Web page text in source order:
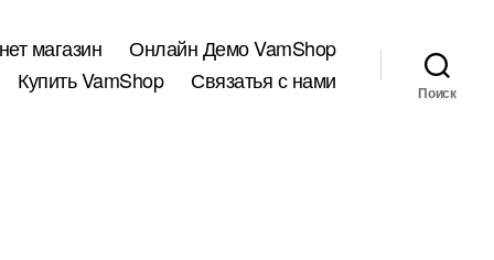
магазин
Онлайн Демо VamShop
Купить VamShop
Связатья с нами Поиск